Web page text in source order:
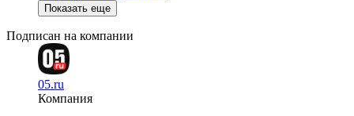
Показать еще
Подписан на компании
05.ru
Компания